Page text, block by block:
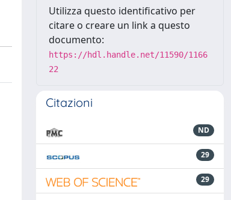
Utilizza questo identificativo per
citare o creare un link a questo
documento:
https://hdl.handle.net/11590/1166
22
Citazioni
ND
29
29